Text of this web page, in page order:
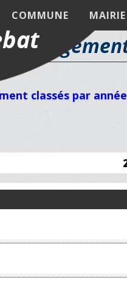
COMMUNE MAIRIE
classés par